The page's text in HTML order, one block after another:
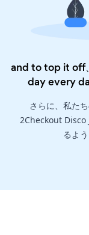
and to top it off
day every
さらに、私た
2Checkout Disco
るよ